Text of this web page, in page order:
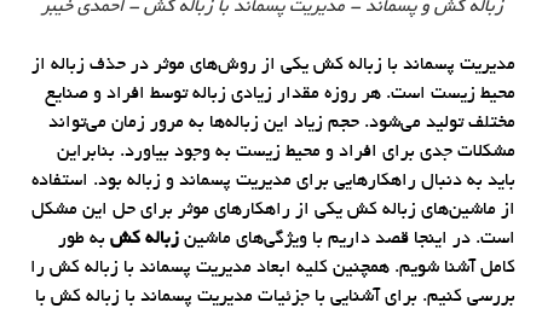
زباله کش و پسماند - مدیریت پسماند با زباله کش - احمدی خیبر
مدیریت پسماند با زباله کش یکی از روش‌های موثر در حذف زباله از
محیط زیست است. هر روزه مقدار زیادی زباله توسط افراد و صنایع
مختلف تولید می‌شود. حجم زیاد این زباله‌ها به مرور زمان می‌تواند
مشکلات جدی برای افراد و محیط زیست به وجود بیاورد. بنابراین
باید به دنبال راهکارهایی برای مدیریت پسماند و زباله بود. استفاده
از ماشین‌های زباله کش یکی از راهکارهای موثر برای حل این مشکل
است. در اینجا قصد داریم با ویژگی‌های ماشینزباله کش به طور
کامل آشنا شویم. همچنین کلیه ابعاد مدیریت پسماند با زباله کش را
بررسی کنیم. برای آشنایی با جزئیات مدیریت پسماند با زباله کش با